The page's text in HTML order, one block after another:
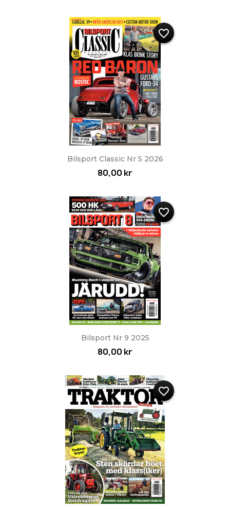
Bilsport Classic Nr 5 2026
80,00 kr
favorite_border
Bilsport Nr 9 2025
80,00 kr
favorite_border
favorite_border